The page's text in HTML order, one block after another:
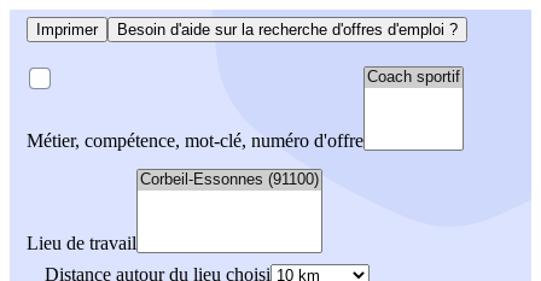
Imprimer Besoin d'aide sur la recherche d'offres d'emploi ?
Métier, compétence, mot-clé, numéro d'offre
Lieu de travail
Distance autour du lieu choisi